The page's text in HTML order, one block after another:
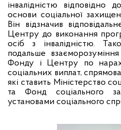
інвалідністю
основи соціальної
Він відзначив
Центру до виконання
осіб з інвалідністю.
подальше
Фонду і Центру по
соціальних виплат,
які ставить Міністерство
та Фонд соціального
установами соціального